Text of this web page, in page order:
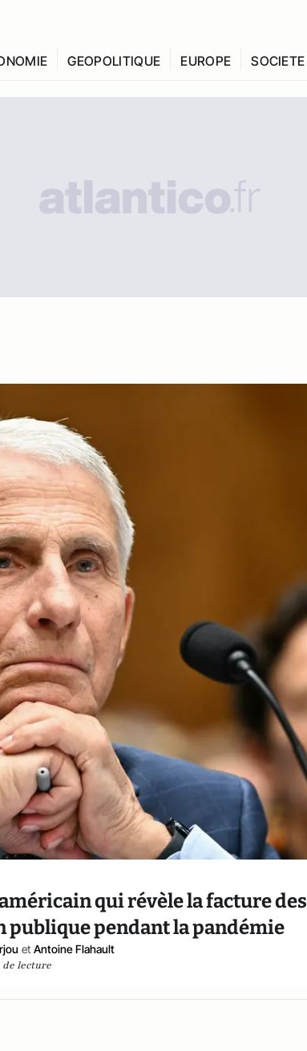
GEOPOLITIQUE EUROPE SOCIETE
qui révèle la facture des
pendant la pandémie
et Antoine Flahault
de lecture